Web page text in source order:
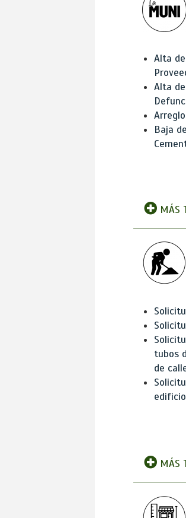
Alta
Alta
Baja
MÁS
tubos
de
MÁS